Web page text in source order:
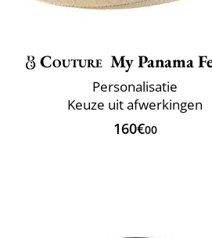
Couture My Panama
Personalisatie
Keuze uit afwerkingen
160€00